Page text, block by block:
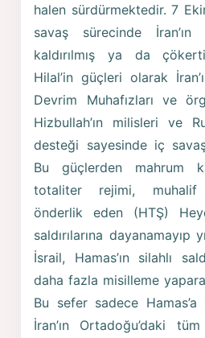
halen sürdürmektedir. 7
savaş sürecinde
kaldırılmış ya da
Hilal’in güçleri olarak
Devrim Muhafızları ve
Hizbullah’ın milisleri ve
desteği sayesinde iç
Bu güçlerden mahrum
totaliter rejimi, muhalif
önderlik eden (HTŞ)
saldırılarına dayanamayıp
İsrail, Hamas’ın silahlı
daha fazla misilleme
Bu sefer sadece
İran’ın Ortadoğu’daki